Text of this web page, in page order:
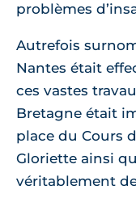
problèmes
Autrefois
Nantes était
ces vastes
Bretagne était
place du Cours
Gloriette ainsi
véritablement